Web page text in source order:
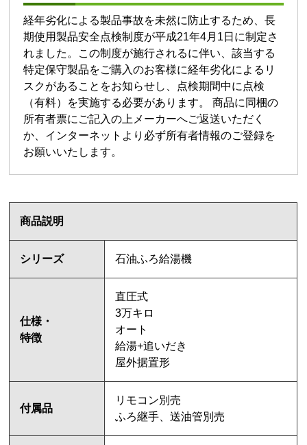
経年劣化による製品事故を未然に防止するため、長
期使用製品安全点検制度が平成21年4月1日に制定さ
れました。この制度が施行されるに伴い、該当する
特定保守製品をご購入のお客様に経年劣化によるリ
スクがあることをお知らせし、点検期間中に点検
（有料）を実施する必要があります。 商品に同梱の
所有者票にご記入の上メーカーへご返送いただく
か、インターネットより必ず所有者情報のご登録を
お願いいたします。
商品説明
シリーズ 石油ふろ給湯機
仕様・
特徴
直圧式
3万キロ
オート
給湯+追いだき
屋外据置形
付属品
リモコン別売
ふろ継手、送油管別売